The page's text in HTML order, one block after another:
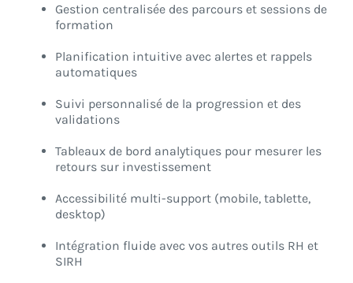
Gestion centralisée des parcours et sessions de
formation
Planification intuitive avec alertes et rappels
automatiques
Suivi personnalisé de la progression et des
validations
Tableaux de bord analytiques pour mesurer les
retours sur investissement
Accessibilité multi-support (mobile, tablette,
desktop)
Intégration fluide avec vos autres outils RH et
SIRH